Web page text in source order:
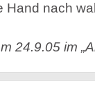
Hand nach
24.9.05 im